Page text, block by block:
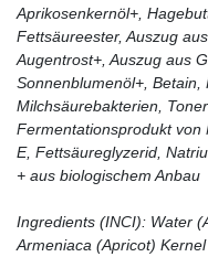
Aprikosenkernöl+,
Fettsäureester, Auszug
Augentrost+, Auszug aus
Sonnenblumenöl+,
Milchsäurebakterien,
Fermentationsprodukt von
E, Fettsäureglyzerid,
+ aus biologischem Anbau
Ingredients (INCI): Water
Armeniaca (Apricot)